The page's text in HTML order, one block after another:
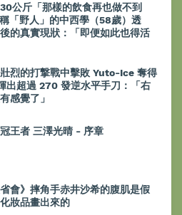
公斤「那樣的飲食再也做不到
「野人」的中西學（58歲）透
的真實現狀：「即便如此也得活
烈的打撃戰中擊敗 Yuto-Ice 奪得
出超過 270 發逆水平手刀：「右
感覺了」
王者 三澤光晴 - 序章
省會》摔角手赤井沙希的腹肌是假
妝品畫出來的